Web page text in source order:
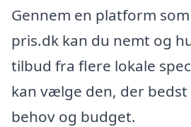
Gennem en platform
pris.dk kan du nemt og
tilbud fra flere lokale
kan vælge den, der
behov og budget.